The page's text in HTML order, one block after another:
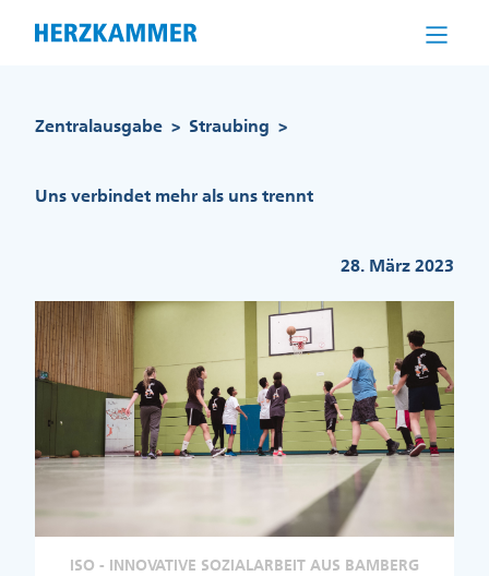
Zentralausgabe > Straubing >
Uns verbindet mehr als uns trennt
28. März 2023
ISO - INNOVATIVE SOZIALARBEIT AUS BAMBERG